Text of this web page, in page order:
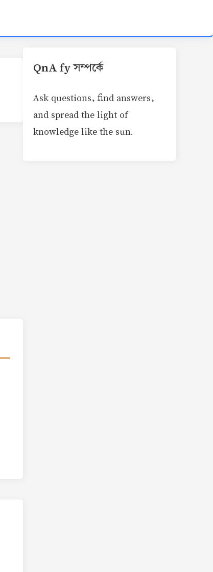
QnA fy সম্পর্কে
Ask questions, find answers,
and spread the light of
knowledge like the sun.